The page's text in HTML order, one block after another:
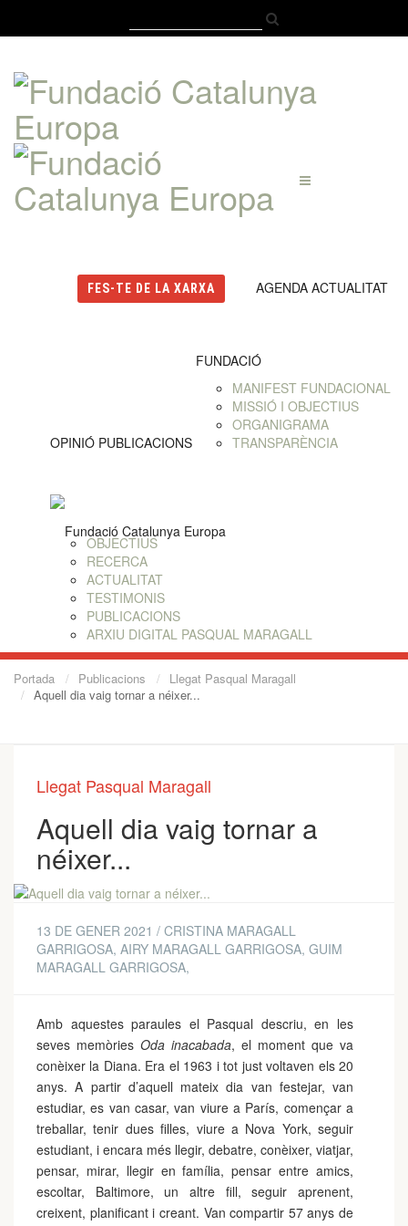
FES-TE DE LA XARXA AGENDA ACTUALITAT
OPINIÓ PUBLICACIONS
FUNDACIÓ
MANIFEST FUNDACIONAL
MISSIÓ I OBJECTIUS
ORGANIGRAMA
TRANSPARÈNCIA
OBJECTIUS
RECERCA
ACTUALITAT
TESTIMONIS
PUBLICACIONS
ARXIU DIGITAL PASQUAL MARAGALL
Portada Publicacions
Llegat Pasqual Maragall
Aquell dia vaig tornar a néixer...
Llegat Pasqual Maragall
Aquell dia vaig tornar a
néixer...
13 DE GENER 2021 / CRISTINA MARAGALL
GARRIGOSA, AIRY MARAGALL GARRIGOSA, GUIM
MARAGALL GARRIGOSA,
Amb aquestes paraules el Pasqual descriu, en les
seves memòries Oda inacabada, el moment que va
conèixer la Diana. Era el 1963 i tot just voltaven els 20
anys. A partir d’aquell mateix dia van festejar, van
estudiar, es van casar, van viure a París, començar a
treballar, tenir dues filles, viure a Nova York, seguir
estudiant, i encara més llegir, debatre, conèixer, viatjar,
pensar, mirar, llegir en família, pensar entre amics,
escoltar, Baltimore, un altre fill, seguir aprenent,
creixent, planificant i creant. Van compartir 57 anys de